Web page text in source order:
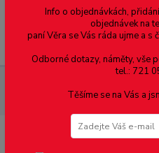
Příslušenství (Analog - DCC)
Info o objednávkách,
objednávek na
paní Věra se Vás ráda ujme a s
Odborné dotazy, náměty, vše
tel.: 721
Těšíme se na Vás a